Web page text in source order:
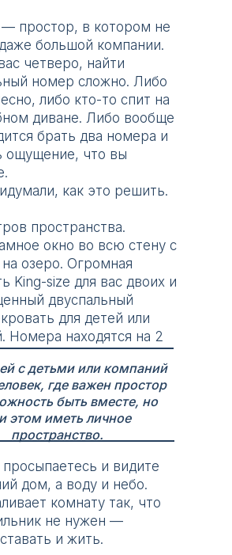
с детьми или компаний
где важен простор
быть вместе, но
этом иметь личное
пространство.
простор, в котором не
большой компании.
четверо, найти
номер сложно. Либо
либо кто-то спит на
диване. Либо вообще
брать два номера и
ощущение, что вы
как это решить.
пространства.
окно во всю стену с
озеро. Огромная
King-size для вас двоих и
двуспальный
для детей или
Номера находятся на 2
и видите
дом, а воду и небо.
комнату так, что
не нужен —
и жить.